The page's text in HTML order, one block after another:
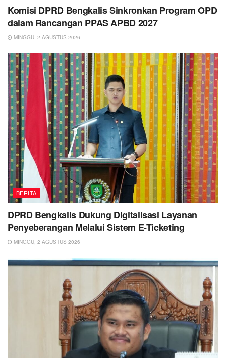
Komisi DPRD Bengkalis Sinkronkan Program OPD
dalam Rancangan PPAS APBD 2027
MINGGU, 2 AGUSTUS 2026
BERITA
DPRD Bengkalis Dukung Digitalisasi Layanan
Penyeberangan Melalui Sistem E-Ticketing
MINGGU, 2 AGUSTUS 2026